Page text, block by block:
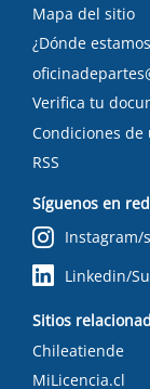
Mapa del sitio
¿Dónde
Verifica tu
Condiciones de
RSS
Síguenos en
Instagram/
Linkedin/
Sitios
Chileatiende
MiLicencia.cl